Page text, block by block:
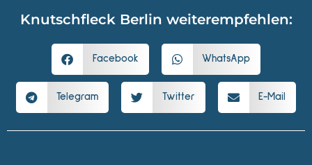
Knutschfleck Berlin weiterempfehlen:
Facebook WhatsApp
Telegram Twitter E-Mail